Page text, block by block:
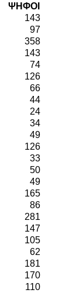
ΨΗΦΟΙ
143
97
358
143
74
126
66
44
24
34
49
126
33
50
49
165
86
281
147
105
62
181
170
110